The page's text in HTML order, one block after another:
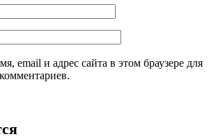
email и адрес сайта в этом браузере для